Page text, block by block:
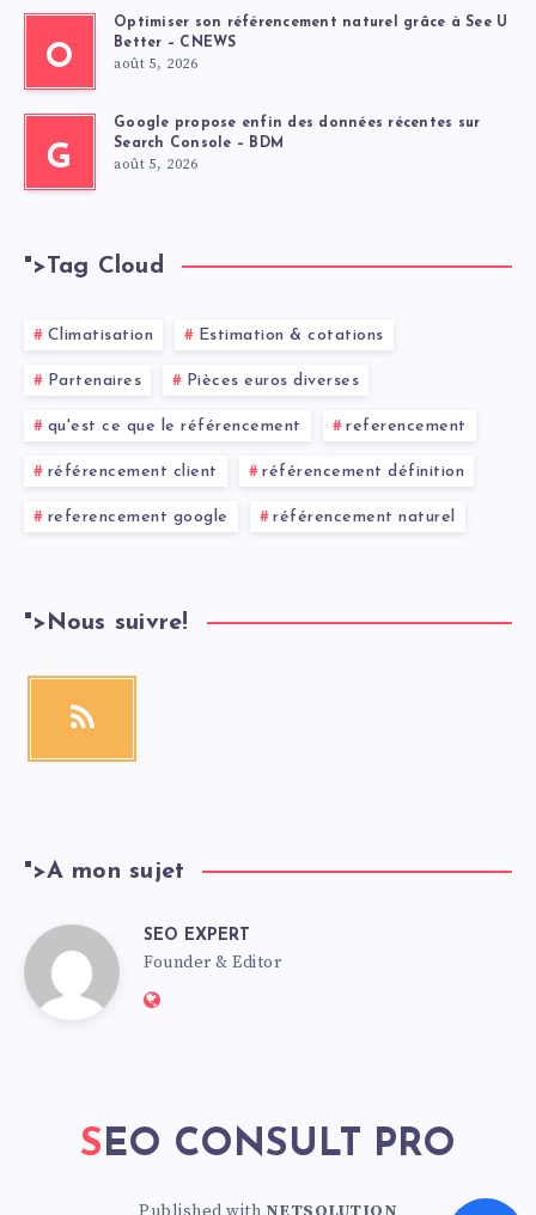
O
Optimiser son référencement naturel grâce à See U
Better – CNEWS
août 5, 2026
G
Google propose enfin des données récentes sur
Search Console – BDM
août 5, 2026
">Tag Cloud
Climatisation Estimation & cotations
Partenaires Pièces euros diverses
qu'est ce que le référencement referencement
référencement client référencement définition
referencement google référencement naturel
">Nous suivre!
">A mon sujet
SEO EXPERT
Founder & Editor
SEO CONSULT PRO